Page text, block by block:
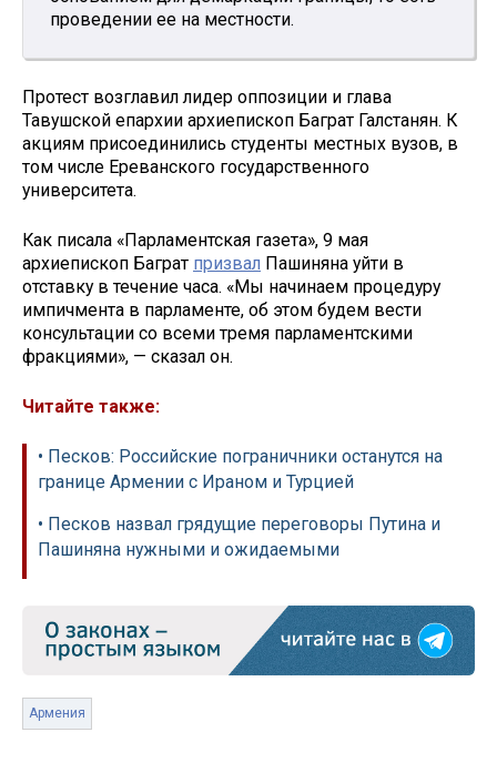
проведении ее на местности.
Протест возглавил лидер оппозиции и глава
Тавушской епархии архиепископ Баграт Галстанян. К
акциям присоединились студенты местных вузов, в
том числе Ереванского государственного
университета.
Как писала «Парламентская газета», 9 мая
архиепископ Баграт призвал Пашиняна уйти в
отставку в течение часа. «Мы начинаем процедуру
импичмента в парламенте, об этом будем вести
консультации со всеми тремя парламентскими
фракциями», — сказал он.
Читайте также:
• Песков: Российские пограничники останутся на
границе Армении с Ираном и Турцией
• Песков назвал грядущие переговоры Путина и
Пашиняна нужными и ожидаемыми
Армения